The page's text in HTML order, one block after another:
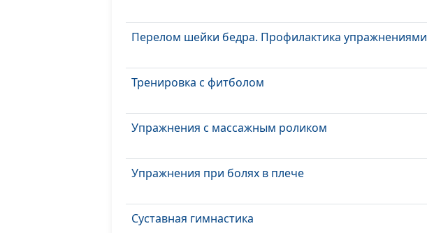
Перелом шейки бедра. Профилактика упражнениями
Тренировка с фитболом
Упражнения с массажным роликом
Упражнения при болях в плече
Суставная гимнастика